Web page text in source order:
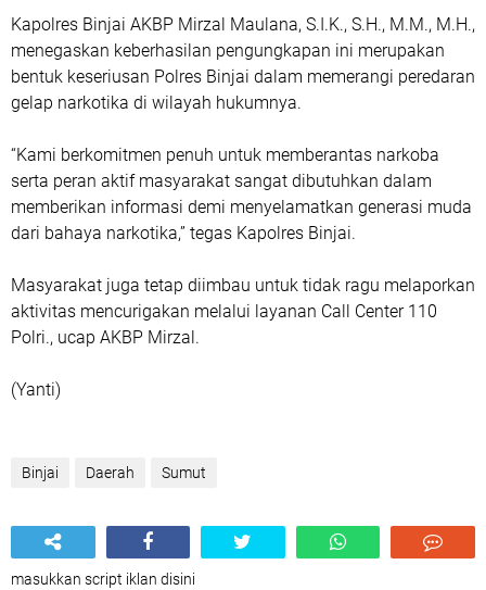
Kapolres Binjai AKBP Mirzal Maulana, S.I.K., S.H., M.M., M.H.,
menegaskan keberhasilan pengungkapan ini merupakan
bentuk keseriusan Polres Binjai dalam memerangi peredaran
gelap narkotika di wilayah hukumnya.
“Kami berkomitmen penuh untuk memberantas narkoba
serta peran aktif masyarakat sangat dibutuhkan dalam
memberikan informasi demi menyelamatkan generasi muda
dari bahaya narkotika,” tegas Kapolres Binjai.
Masyarakat juga tetap diimbau untuk tidak ragu melaporkan
aktivitas mencurigakan melalui layanan Call Center 110
Polri., ucap AKBP Mirzal.
(Yanti)
Binjai Daerah Sumut
masukkan script iklan disini